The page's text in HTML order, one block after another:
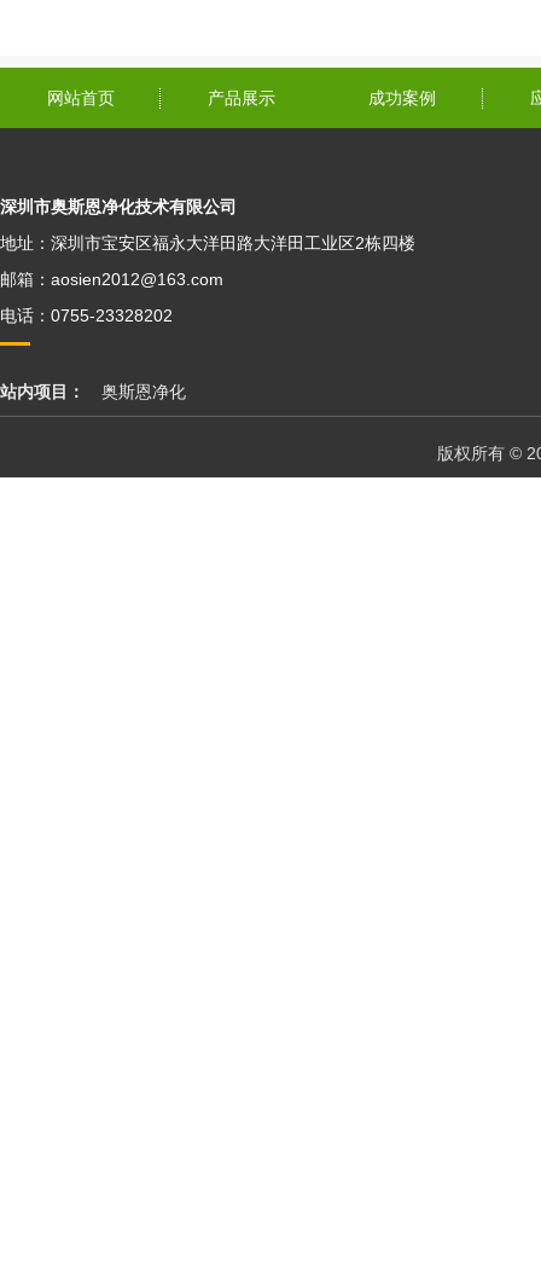
网站首页 产品展示 成功案例
深圳市奥斯恩净化技术有限公司
地址：深圳市宝安区福永大洋田路大洋田工业区2栋四楼
邮箱：aosien2012@163.com
电话：0755-23328202
站内项目： 奥斯恩净化
版权所有 ©